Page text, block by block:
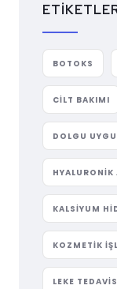
BOTOKS
CILT BAKIMI
DOLGU
HYALURONIK
KALSIYUM
KOZMETIK
LEKE